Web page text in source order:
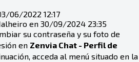
06/2022 12:17
en 30/09/2024 23:35
su contraseña y su foto de
en Zenvia Chat - Perfil de
acceda al menú situado en la